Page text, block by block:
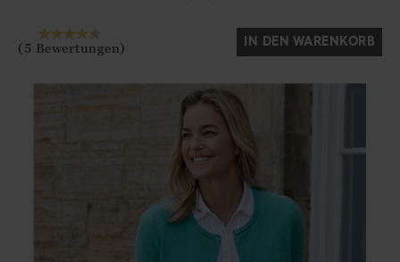
(5 Bewertungen) IN DEN WARENKORB